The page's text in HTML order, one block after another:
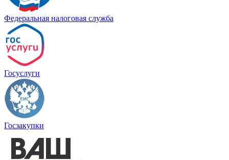
Федеральная налоговая служба
Госуслуги
Госзакупки